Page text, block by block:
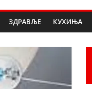
ЗДРАВЉЕ КУХИЊА